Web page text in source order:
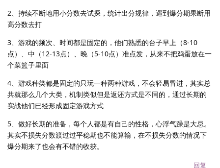
2、持续不断地用小分数去试探，统计出分规律，遇到爆分期果断用
高分数去打
3、游戏的频次、时间都是固定的，他们熟悉的台子早上（8-10
点）、中（12-13点）、晚（5-10点）准点发，从来不把鸡蛋放在一
个菜篮子里面
4、游戏种类都是固定的只玩一种两种游戏，不会轻易冒进，其实总
共就那么几个大类，机制类似但是返还方式是不同的，通过长期的
实战他们已经形成固定游戏方式
5、做好长期的准备，每个人都是有自己的性格，心浮气躁是大忌。
其实不损失分数渡过过平稳期也不能算输，在不损失分数的情况下
爆分期来了也会有不错的收获。
回复